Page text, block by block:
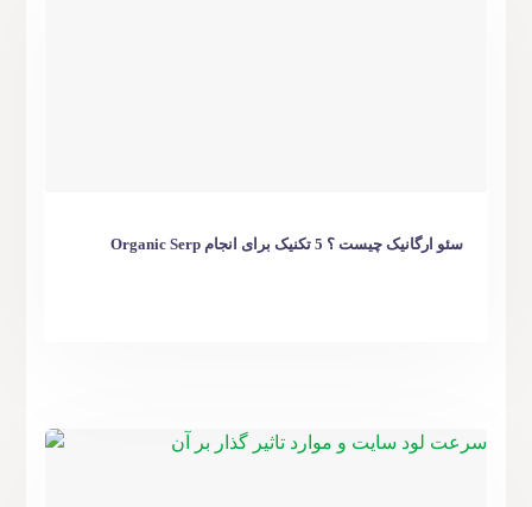
سئو ارگانیک چیست ؟ 5 تکنیک برای انجام Organic Serp